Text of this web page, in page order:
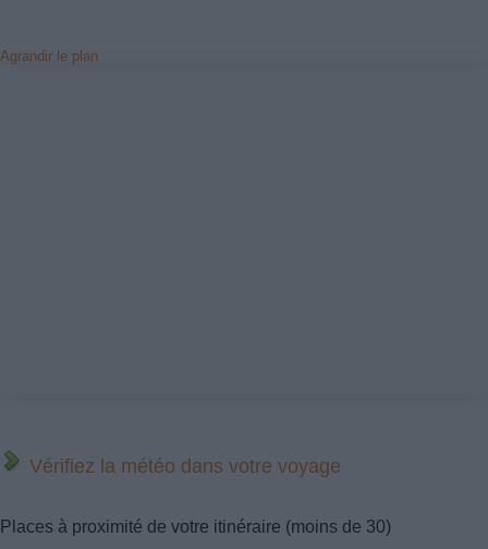
Agrandir le plan
Vérifiez la météo dans votre voyage
Places à proximité de votre itinéraire (moins de 30)